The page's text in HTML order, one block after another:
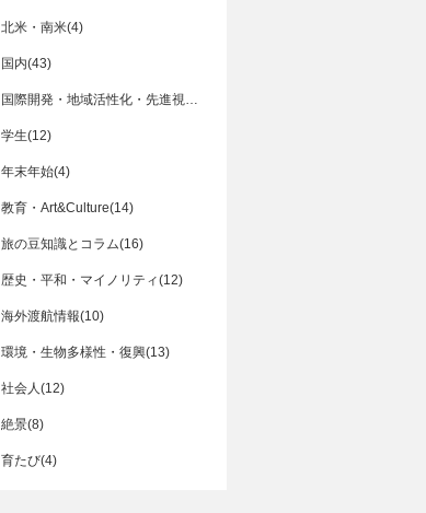
北米・南米(4)
国内(43)
国際開発・地域活性化・先進視察(55)
学生(12)
年末年始(4)
教育・Art&Culture(14)
旅の豆知識とコラム(16)
歴史・平和・マイノリティ(12)
海外渡航情報(10)
環境・生物多様性・復興(13)
社会人(12)
絶景(8)
育たび(4)